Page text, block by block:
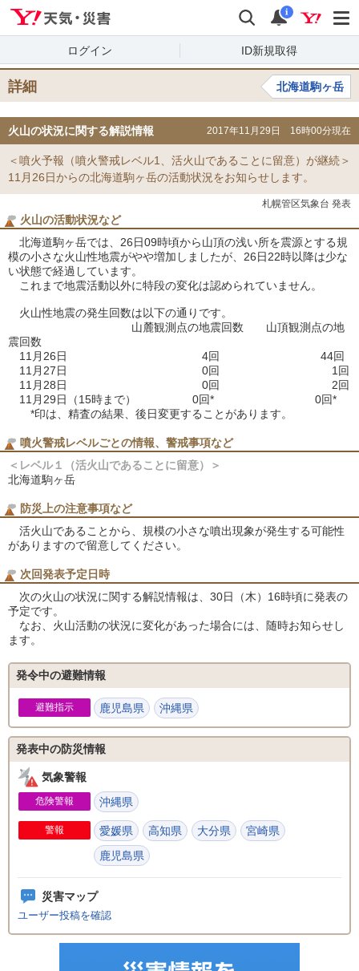
検索 通知
i
ログイン ID新規取得
詳細 北海道駒ヶ岳
火山の状況に関する解説情報 2017年11月29日 16時00分現在
＜噴火予報（噴火警戒レベル1、活火山であることに留意）が継続＞
11月26日からの北海道駒ヶ岳の活動状況をお知らせします。
札幌管区気象台 発表
火山の活動状況など
北海道駒ヶ岳では、26日09時頃から山頂の浅い所を震源とする規
模の小さな火山性地震がやや増加しましたが、26日22時以降は少な
い状態で経過しています。
これまで地震活動以外に特段の変化は認められていません。
火山性地震の発生回数は以下の通りです。
山麓観測点の地震回数 山頂観測点の地
震回数
11月26日 4回 44回
11月27日 0回 1回
11月28日 0回 2回
11月29日（15時まで） 0回* 0回*
*印は、精査の結果、後日変更することがあります。
噴火警戒レベルごとの情報、警戒事項など
＜レベル１（活火山であることに留意）＞
北海道駒ヶ岳
防災上の注意事項など
活火山であることから、規模の小さな噴出現象が発生する可能性
がありますので留意してください。
次回発表予定日時
次の火山の状況に関する解説情報は、30日（木）16時頃に発表の
予定です。
なお、火山活動の状況に変化があった場合には、随時お知らせし
ます。
発令中の避難情報
避難指示 鹿児島県 沖縄県
発表中の防災情報
気象警報
危険警報 沖縄県
警報 愛媛県 高知県 大分県
宮崎県
鹿児島県
災害マップ
ユーザー投稿を確認